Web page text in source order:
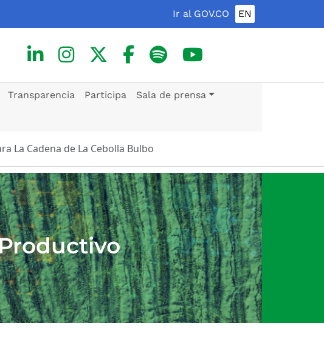
Ir al GOV.CO EN
Transparencia Participa Sala de prensa
La Cadena de La Cebolla Bulbo